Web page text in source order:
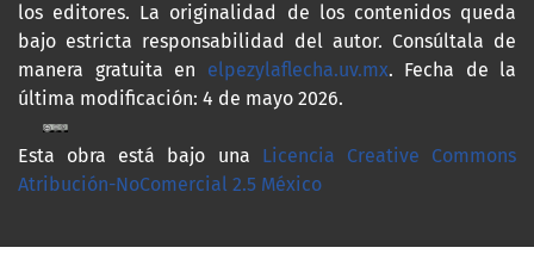
los editores. La originalidad de los contenidos queda
bajo estricta responsabilidad del autor. Consúltala de
manera gratuita en elpezylaflecha.uv.mx. Fecha de la
última modificación: 4 de mayo 2026.
Esta obra está bajo una Licencia Creative Commons
Atribución-NoComercial 2.5 México